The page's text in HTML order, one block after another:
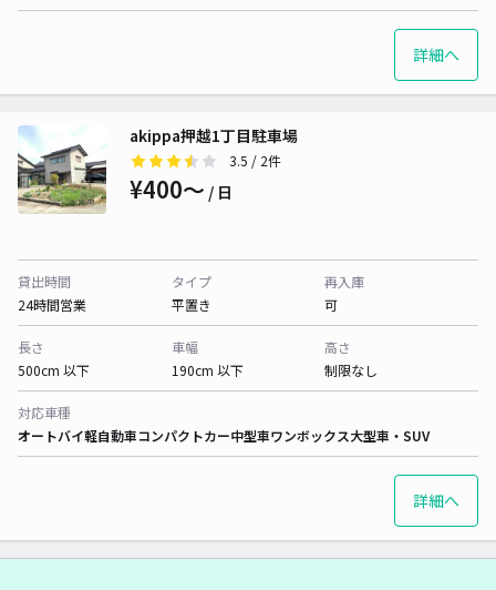
詳細へ
akippa押越1丁目駐車場
3.5 / 2件
¥400〜 / 日
貸出時間
24時間営業
タイプ
平置き
再入庫
可
長さ
500cm 以下
車幅
190cm 以下
高さ
制限なし
対応車種
オートバイ軽自動車コンパクトカー中型車ワンボックス大型車・SUV
詳細へ